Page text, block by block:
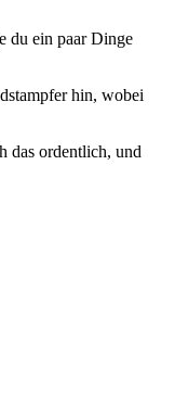
du ein paar Dinge
hin, wobei
das ordentlich, und